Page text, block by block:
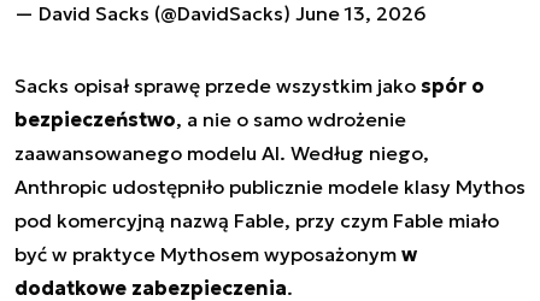
— David Sacks (@DavidSacks) June 13, 2026
Sacks opisał sprawę przede wszystkim jako spór o
bezpieczeństwo, a nie o samo wdrożenie
zaawansowanego modelu AI. Według niego,
Anthropic udostępniło publicznie modele klasy Mythos
pod komercyjną nazwą Fable, przy czym Fable miało
być w praktyce Mythosem wyposażonym w
dodatkowe zabezpieczenia.